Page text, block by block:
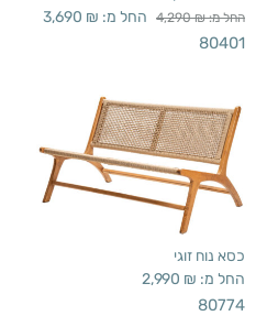
החל מ: 4,290₪ החל מ: 3,690 ₪
80401
כסא נוח זוגי
החל מ: 2,990 ₪
80774